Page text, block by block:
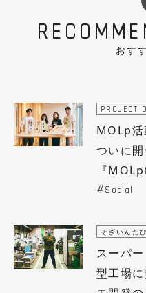
おす
PROJECT
MOLp活
ついに
『
Social
そざいんた
スーパ
型工場